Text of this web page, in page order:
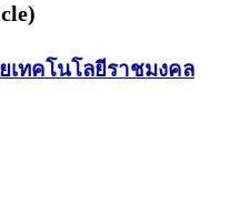
ทคโนโลยีราชมงคล